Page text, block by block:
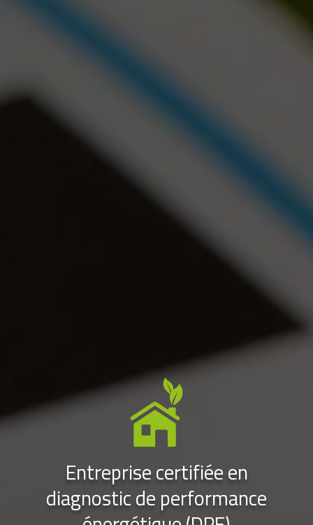
Entreprise certifiée en
diagnostic de performance